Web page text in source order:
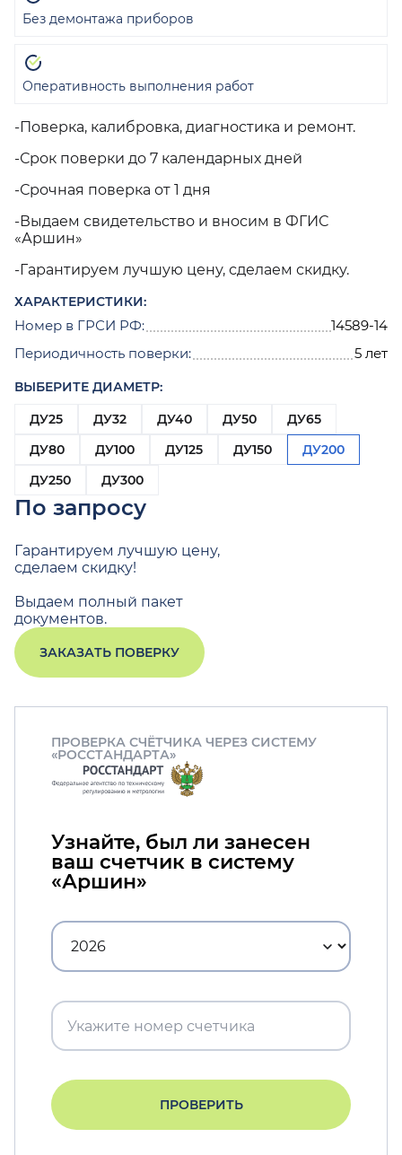
-Поверка, калибровка, диагностика и ремонт.
-Срок поверки до 7 календарных дней
-Срочная поверка от 1 дня
-Выдаем свидетельство и вносим в ФГИС
«Аршин»
-Гарантируем лучшую цену, сделаем скидку.
ХАРАКТЕРИСТИКИ:
Номер в ГРСИ РФ:
14589-14
Периодичность поверки:
5 лет
ВЫБЕРИТЕ ДИАМЕТР:
ДУ25
ДУ32 ДУ40 ДУ50
ДУ65
ДУ80
ДУ100 ДУ125 ДУ150
ДУ200
ДУ250
ДУ300
По запросу
Гарантируем лучшую цену,
сделаем скидку!
Выдаем полный пакет
документов.
ЗАКАЗАТЬ ПОВЕРКУ
Без демонтажа приборов
Оперативность выполнения работ
ПРОВЕРКА СЧЁТЧИКА ЧЕРЕЗ СИСТЕМУ
«РОССТАНДАРТА»
Узнайте, был ли занесен
ваш счетчик в систему
«Аршин»
ПРОВЕРИТЬ